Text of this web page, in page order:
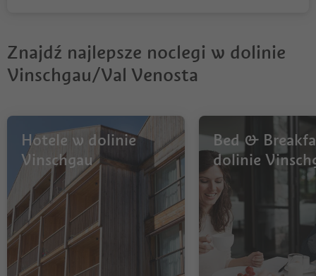
Znajdź najlepsze noclegi w dolinie
Vinschgau/Val Venosta
Hotele w dolinie
Vinschgau
Bed &
dolinie